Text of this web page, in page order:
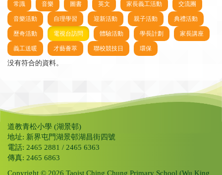
常識 音樂 圖書 英文 家長義工活動 交流團
音樂活動 自理學習 迎新活動 親子活動 典禮活動
歷奇活動 電視台訪問 體驗活動 學長計劃 家長講座
義工送暖 才藝薈萃 聯校競技日 環保
没有符合的資料。
道教青松小學 (湖景邨)
地址: 新界屯門湖景邨湖昌街四號
電話: 2465 2881 / 2465 6363
傳真: 2465 6863
Copyright © 2026 Taoist Ching Chung Primary School (Wu King